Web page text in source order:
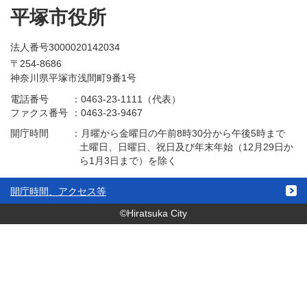
平塚市役所
法人番号3000020142034
〒254-8686
神奈川県平塚市浅間町9番1号
電話番号
：0463-23-1111（代表）
ファクス番号
：0463-23-9467
開庁時間
： 月曜から金曜日の午前8時30分から午後5時まで
土曜日、日曜日、祝日及び年末年始（12月29日か
ら1月3日まで）を除く
開庁時間、アクセス等
©Hiratsuka City